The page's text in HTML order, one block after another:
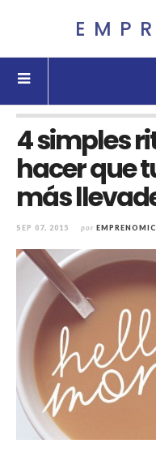
4 simples
hacer que
más
SEP 07, 2015 por EMPRENOMIC